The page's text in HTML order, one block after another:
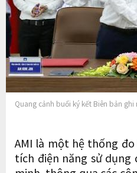
Quang cảnh buổi ký kết Biên bản ghi
AMI là một hệ thống
tích điện năng sử